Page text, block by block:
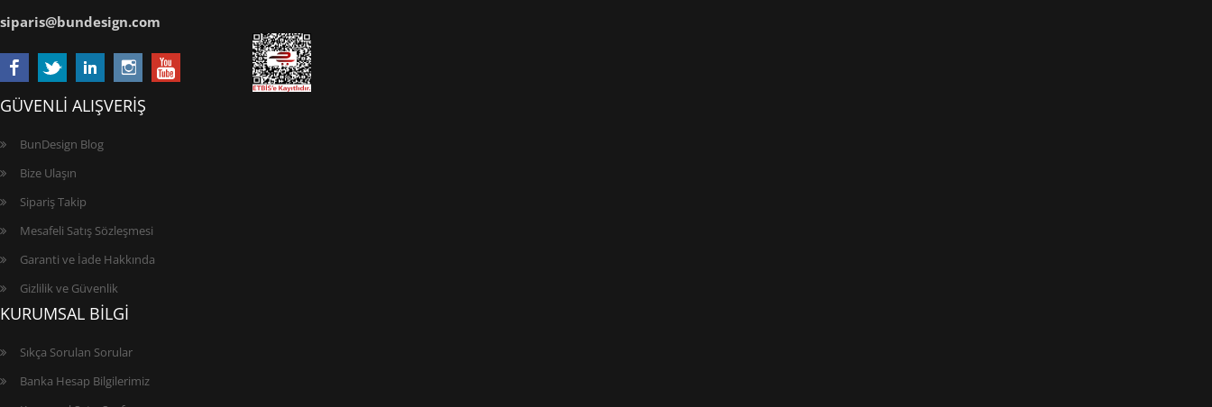
siparis@bundesign.com
GÜVENLİ ALIŞVERİŞ
BunDesign Blog
Bize Ulaşın
Sipariş Takip
Mesafeli Satış Sözleşmesi
Garanti ve İade Hakkında
Gizlilik ve Güvenlik
KURUMSAL BİLGİ
Sıkça Sorulan Sorular
Banka Hesap Bilgilerimiz